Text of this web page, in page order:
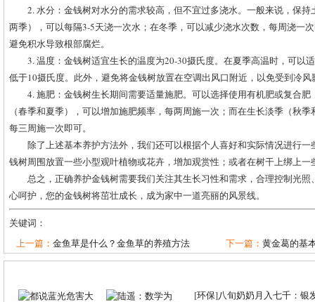
2. 水分：金钱树对水分的需求较高，但不宜过多浇水。一般来说，保
两季），可以每隔3-5天浇一次水；在冬季，可以减少浇水次数，每周浇一
避免积水导致根部腐烂。
3. 温度：金钱树适宜生长的温度为20-30摄氏度。在夏季高温时，可以
低于10摄氏度。此外，避免将金钱树放置在空调出风口附近，以免受到冷风
4. 施肥：金钱树生长期间需要适量施肥。可以选择使用有机肥或复合
（春季和夏季），可以增加施肥频率，每两周施一次；而在生长淡季（秋
每三周施一次即可。
除了上述基本养护方法外，我们还可以根据个人喜好和实际情况进行
钱树周围放置一些小型观叶植物或花卉，增加观赏性；或者在树干上绑上
总之，正确养护金钱树需要我们关注其生长习性和需求，合理控制光
心呵护，您的金钱树将茁壮成长，成为家中一道亮丽的风景线。
关键词：
上一篇： 金鱼草是什么？金鱼草的养殖方法 下一篇： 黄金葛的基
[环保]八旬奶奶月入七千：银